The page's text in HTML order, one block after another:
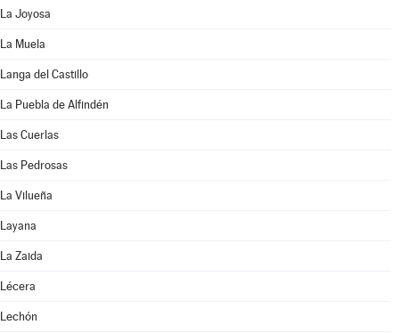
La Joyosa
La Muela
Langa del Castillo
La Puebla de Alfindén
Las Cuerlas
Las Pedrosas
La Vilueña
Layana
La Zaida
Lécera
Lechón